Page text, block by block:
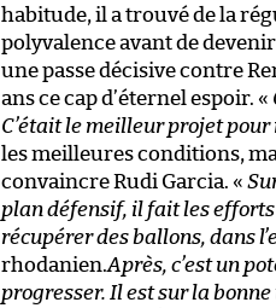
habitude, il a trouvé de la
polyvalence avant de
une passe décisive contre
ans ce cap d’éternel espoir. «
C’était le meilleur projet pour
les meilleures conditions,
convaincre Rudi Garcia. «
plan défensif, il fait les
récupérer des ballons, dans
rhodanien.Après, c’est un
progresser. Il est sur la